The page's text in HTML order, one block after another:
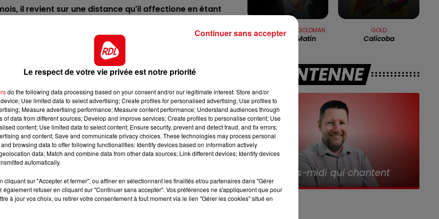
7h00 - 10h00 12h00 - 13h00
RDL & VOUS
il revient sur une distance qu'il affectione en étant
E.Raffin. Première chance.
à Pontchâteau, et ici il est invaincu sur ce
ligne, une confirmation est attendue.
de ce genre de départ en pays scandinave.
de 1'11 à Vincennes. C'est un quinté à sa portée.
que sur longue distance, et aime finir sur les autres.
plus d'un dans la phase finale.
mais on aurait préféré la voir sur plus long
place est dans ses cordes.
un inconvénient pour elle, puisqu'il ne faut faire que
parcours, un accessit est à sa portée.
très bien avec lui (16/18 à l'arrivée), et lui aussi sait
cote sera intéressante.
JEAN-JACQUES GOLDMAN
Encore Un Matin
GOLD
Calicoba
A L'ANTENNE
Les Après-midi qui chantent
Le respect de votre vie privée est notre priorité
do the following data processing based on your consent and/or our legitimate interest: Store and/or
Use limited data to select advertising; Create profiles for personalised advertising; Use profiles to
Measure advertising performance; Measure content performance; Understand audiences through
of data from different sources; Develop and improve services; Create profiles to personalise content; Use
content; Use limited data to select content; Ensure security, prevent and detect fraud, and fix errors;
and content; Save and communicate privacy choices. These technologies may process personal
browsing data to offer following functionalities: Identify devices based on information actively
data; Match and combine data from other data sources; Link different devices; Identify devices
automatically.
cliquant sur "Accepter et fermer", ou affiner en sélectionnant les finalités et/ou partenaires dans "Gérer
également refuser en cliquant sur "Continuer sans accepter". Vos préférences ne s'appliqueront que pour
à jour vos choix, ou retirer votre consentement à tout moment via le lien "Gérer les cookies" situé en
Continuer sans accepter